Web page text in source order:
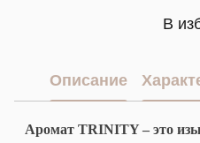
В
Описание
Аромат TRINITY– это и